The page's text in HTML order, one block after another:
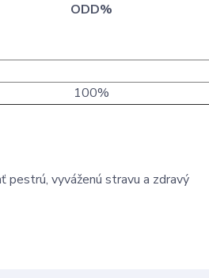
ODD%
100%
pestrú, vyváženú stravu a zdravý